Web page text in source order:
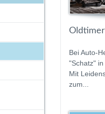
Bei Auto-
"Schatz"
Mit
zum...